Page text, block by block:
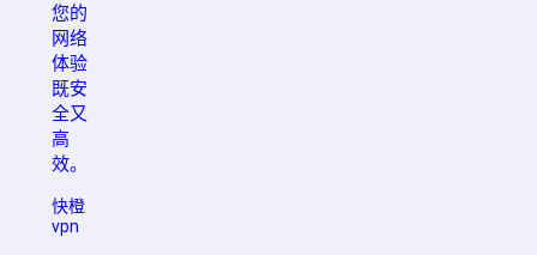
您的
网络
体验
既安
全又
高
效。
快橙
vpn